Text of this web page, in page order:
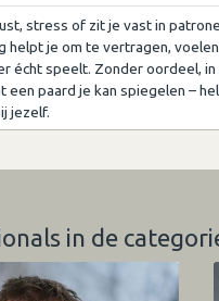
stress of zit je vast in
helpt je om te vertragen,
écht speelt. Zonder oordeel, in
een paard je kan spiegelen –
jezelf.
in de